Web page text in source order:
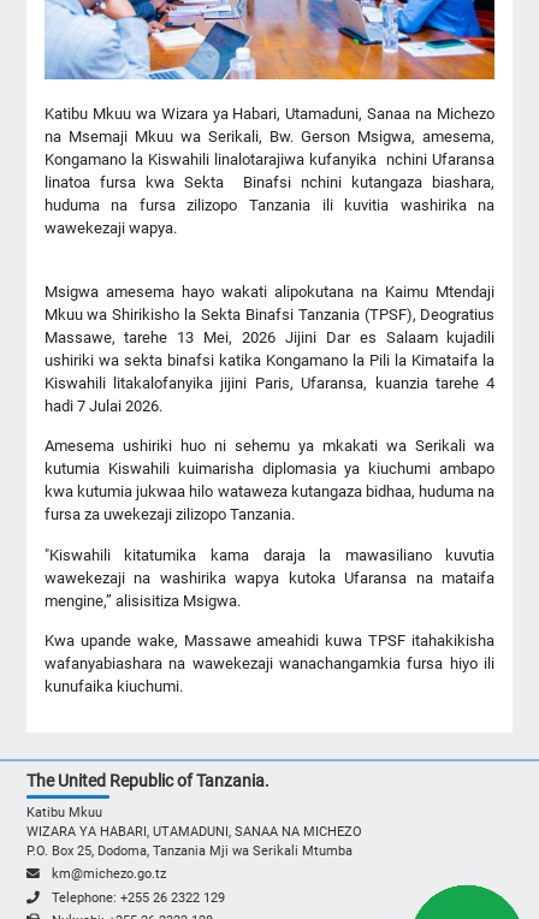
Katibu Mkuu wa Wizara ya Habari, Utamaduni, Sanaa na Michezo
na Msemaji Mkuu wa Serikali, Bw. Gerson Msigwa, amesema,
Kongamano la Kiswahili linalotarajiwa kufanyika nchini Ufaransa
linatoa fursa kwa Sekta Binafsi nchini kutangaza biashara,
huduma na fursa zilizopo Tanzania ili kuvitia washirika na
wawekezaji wapya.
Msigwa amesema hayo wakati alipokutana na Kaimu Mtendaji
Mkuu wa Shirikisho la Sekta Binafsi Tanzania (TPSF), Deogratius
Massawe, tarehe 13 Mei, 2026 Jijini Dar es Salaam kujadili
ushiriki wa sekta binafsi katika Kongamano la Pili la Kimataifa la
Kiswahili litakalofanyika jijini Paris, Ufaransa, kuanzia tarehe 4
hadi 7 Julai 2026.
Amesema ushiriki huo ni sehemu ya mkakati wa Serikali wa
kutumia Kiswahili kuimarisha diplomasia ya kiuchumi ambapo
kwa kutumia jukwaa hilo wataweza kutangaza bidhaa, huduma na
fursa za uwekezaji zilizopo Tanzania.
"Kiswahili kitatumika kama daraja la mawasiliano kuvutia
wawekezaji na washirika wapya kutoka Ufaransa na mataifa
mengine,” alisisitiza Msigwa.
Kwa upande wake, Massawe ameahidi kuwa TPSF itahakikisha
wafanyabiashara na wawekezaji wanachangamkia fursa hiyo ili
kunufaika kiuchumi.
The United Republic of Tanzania.
Katibu Mkuu
WIZARA YA HABARI, UTAMADUNI, SANAA NA MICHEZO
P.O. Box 25, Dodoma, Tanzania Mji wa Serikali Mtumba
km@michezo.go.tz
Telephone: +255 26 2322 129